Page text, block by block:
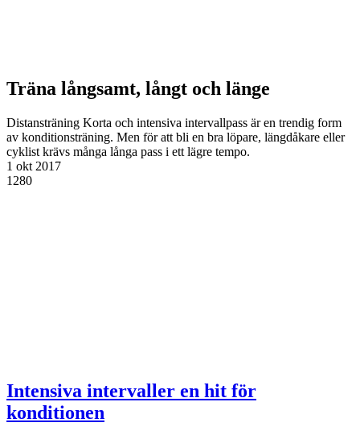
Träna långsamt, långt och länge
Distansträning Korta och intensiva intervallpass är en trendig form
av konditionsträning. Men för att bli en bra löpare, längdåkare eller
cyklist krävs många långa pass i ett lägre tempo.
1 okt 2017
1280
Intensiva intervaller en hit för
konditionen